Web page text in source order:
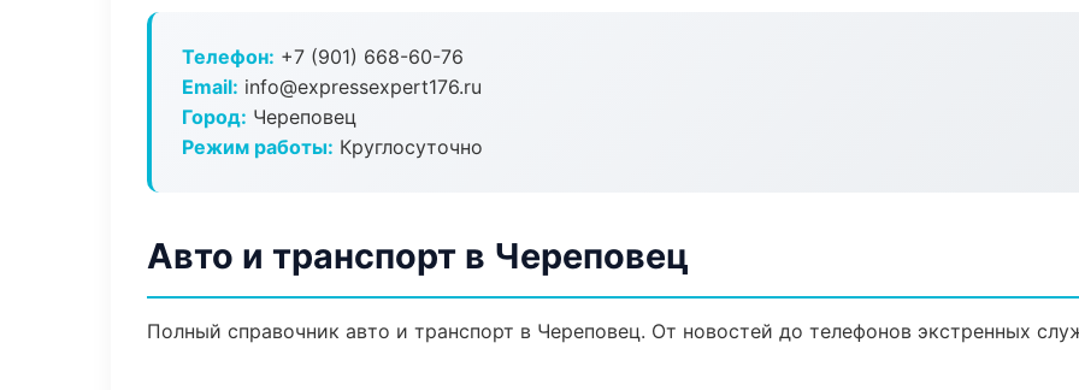
Телефон: +7 (901) 668-60-76
Email: info@expressexpert176.ru
Город: Череповец
Режим работы: Круглосуточно
Авто и транспорт в Череповец
Полный справочник авто и транспорт в Череповец. От новостей до телефонов экстренных